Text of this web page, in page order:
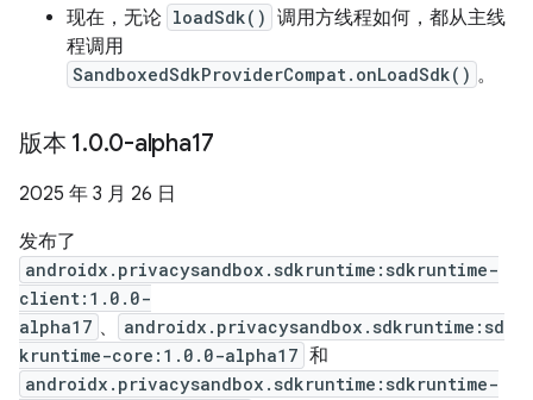
现在，无论 loadSdk() 调用方线程如何，都从主线
程调用
SandboxedSdkProviderCompat.onLoadSdk() 。
版本 1.0.0-alpha17
2025 年 3 月 26 日
发布了
androidx.privacysandbox.sdkruntime:sdkruntime-
client:1.0.0-
alpha17 、
androidx.privacysandbox.sdkruntime:sd
kruntime-core:1.0.0-alpha17 和
androidx.privacysandbox.sdkruntime:sdkruntime-